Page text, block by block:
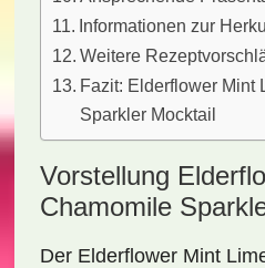
Informationen zur
Weitere
Fazit: Elderflower Mint
Sparkler Mocktail
Vorstellung
Chamomile
Der Elderflower Mint